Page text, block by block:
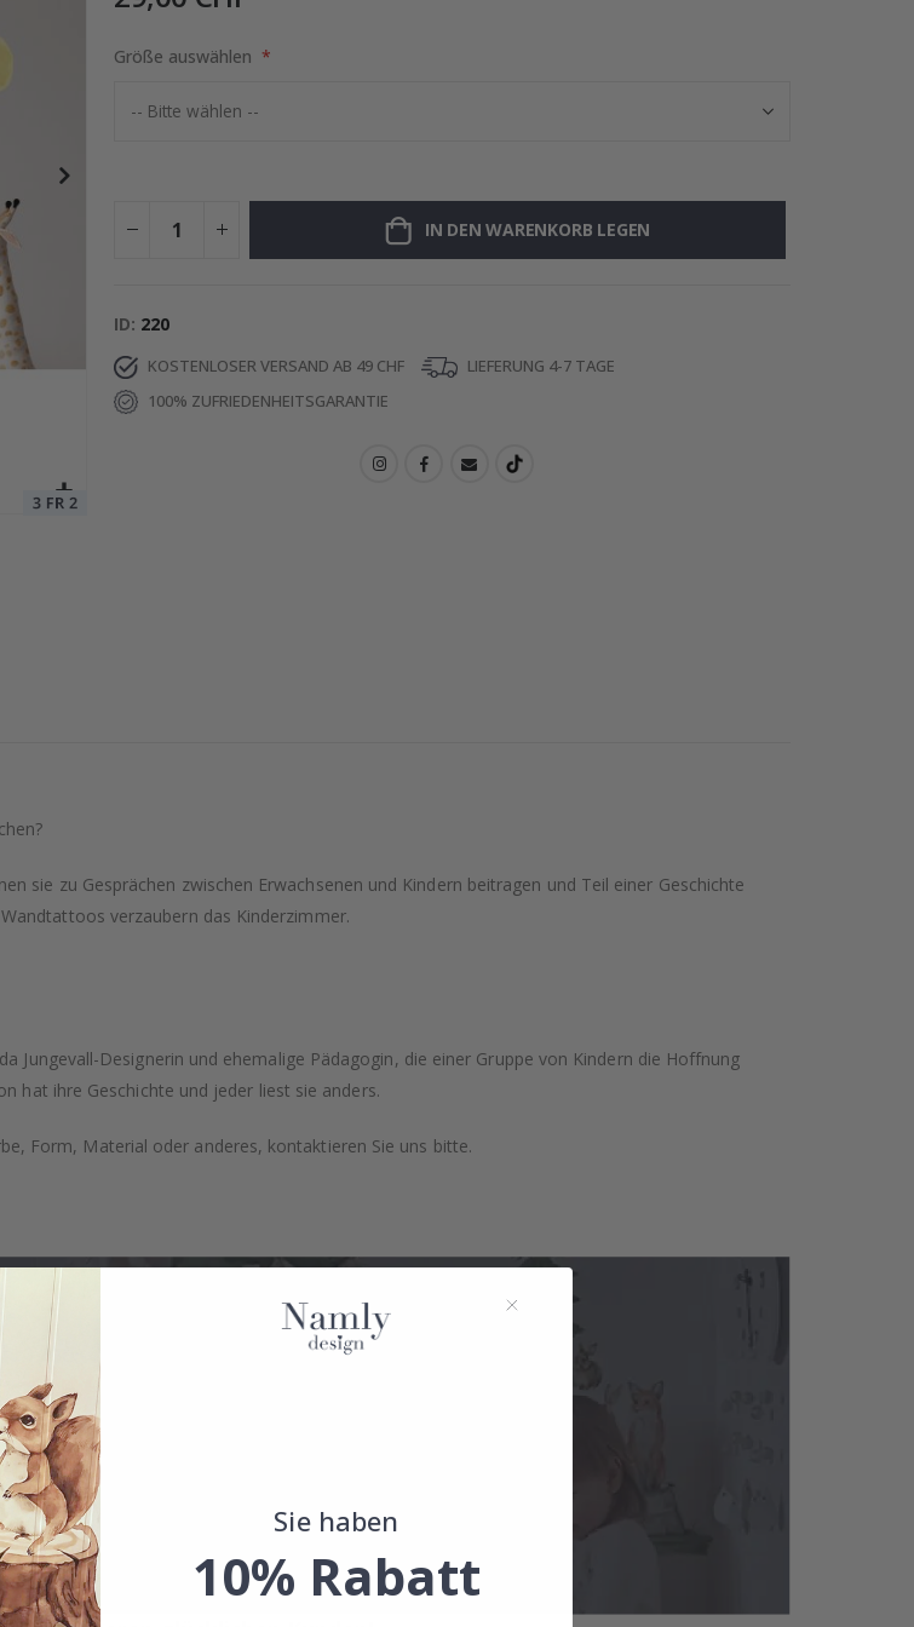
Größe auswählen
IN DEN WARENKORB LEGEN
ID 220
KOSTENLOSER VERSAND AB 49 CHF
LIEFERUNG 4-7 TAGE
100% ZUFRIEDENHEITSGARANTIE
sie zu Gesprächen zwischen Erwachsenen und Kindern beitragen und Teil einer Geschichte
verzaubern das Kinderzimmer.
Jungevall-Designerin und ehemalige Pädagogin, die einer Gruppe von Kindern die Hoffnung
hat ihre Geschichte und jeder liest sie anders.
Form, Material oder anderes, kontaktieren Sie uns bitte.
Sie haben
10% Rabatt